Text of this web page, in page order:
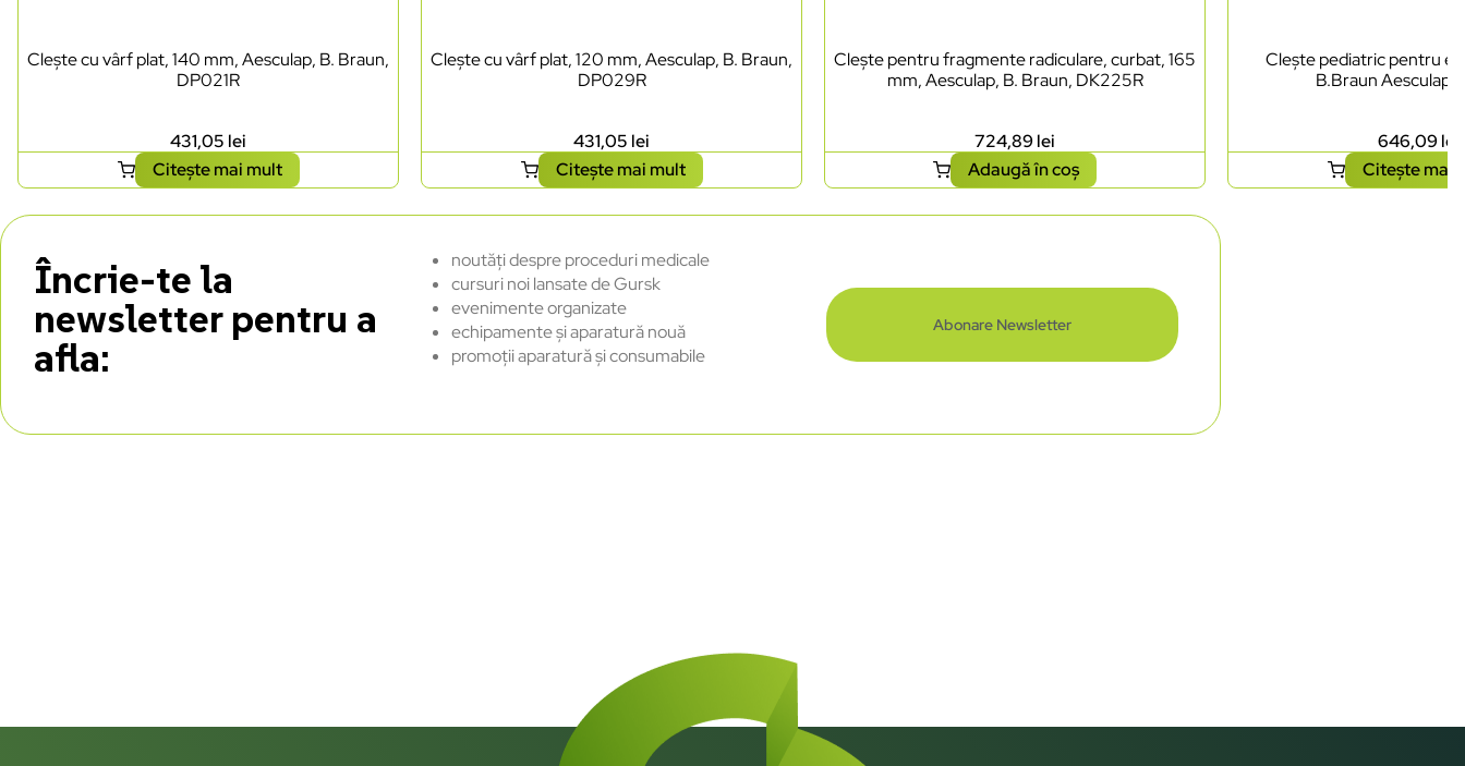
Clește cu vârf plat, 140 mm, Aesculap, B. Braun,
DP021R
431,05 lei
Citește mai mult
Clește cu vârf plat, 120 mm, Aesculap, B. Braun,
DP029R
431,05 lei
Citește mai mult
Clește pentru fragmente radiculare, curbat, 165
mm, Aesculap, B. Braun, DK225R
724,89lei
Adaugă în coș
Clește pediatric pentru
B.Braun Aesculap,
646,09lei
Citește mai
Încrie-te la
newsletter pentru a
afla:
noutăți despre proceduri medicale
cursuri noi lansate de Gursk
evenimente organizate
echipamente și aparatură nouă
promoții aparatură și consumabile
Abonare Newsletter